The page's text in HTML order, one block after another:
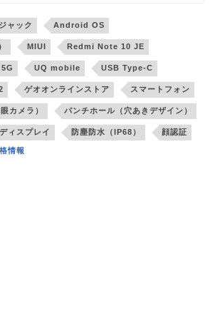
ャック Android OS
MIUI Redmi Note 10 JE
UQ mobile USB Type-C
ゲオオンラインストア スマートフォン
カメラ） パンチホール（穴あきデザイン）
ィスプレイ 防塵防水（IP68） 顔認証
情報